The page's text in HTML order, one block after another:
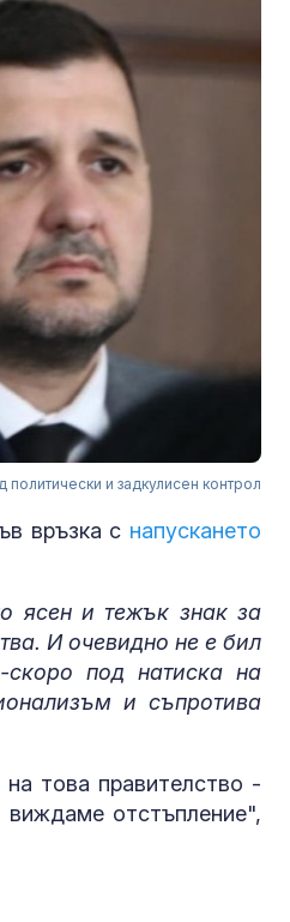
и задкулисен контрол
връзка с напускането
ясен и тежък знак за
И очевидно не е бил
скоро под натиска на
и съпротива
това правителство -
виждаме отстъпление",
в “месомелачката”
руски войник облечен
в рокля (ВИДЕО 16+)